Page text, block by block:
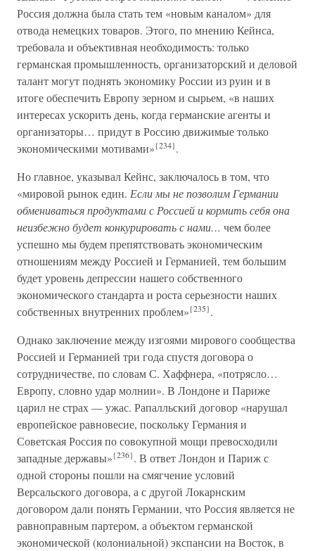
Россия должна была стать тем «новым каналом» для
отвода немецких товаров. Этого, по мнению Кейнса,
требовала и объективная необходимость: только
германская промышленность, организаторский и деловой
талант могут поднять экономику России из руин и в
итоге обеспечить Европу зерном и сырьем, «в наших
интересах ускорить день, когда германские агенты и
организаторы… придут в Россию движимые только
экономическими мотивами»{234}.
Но главное, указывал Кейнс, заключалось в том, что
«мировой рынок един. Если мы не позволим Германии
обмениваться продуктами с Россией и кормить себя она
неизбежно будет конкурировать с нами… чем более
успешно мы будем препятствовать экономическим
отношениям между Россией и Германией, тем большим
будет уровень депрессии нашего собственного
экономического стандарта и роста серьезности наших
собственных внутренних проблем»{235}.
Однако заключение между изгоями мирового сообщества
Россией и Германией три года спустя договора о
сотрудничестве, по словам С. Хаффнера, «потрясло…
Европу, словно удар молнии». В Лондоне и Париже
царил не страх — ужас. Рапалльский договор «нарушал
европейское равновесие, поскольку Германия и
Советская Россия по совокупной мощи превосходили
западные державы»{236}. В ответ Лондон и Париж с
одной стороны пошли на смягчение условий
Версальского договора, а с другой Локарнским
договором дали понять Германии, что Россия является не
равноправным партером, а объектом германской
экономической (колониальной) экспансии на Восток, в